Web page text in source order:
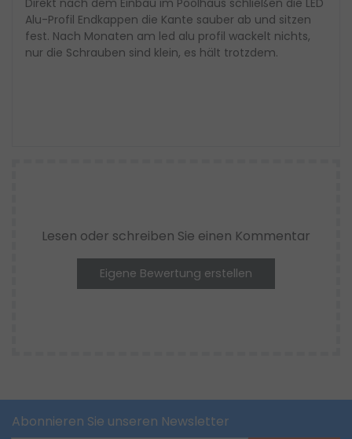
Direkt nach dem Einbau im Poolhaus schließen die LED
Alu-Profil Endkappen die Kante sauber ab und sitzen
fest. Nach Monaten am led alu profil wackelt nichts,
nur die Schrauben sind klein, es hält trotzdem.
Lesen oder schreiben Sie einen Kommentar
Eigene Bewertung erstellen
Abonnieren Sie unseren Newsletter